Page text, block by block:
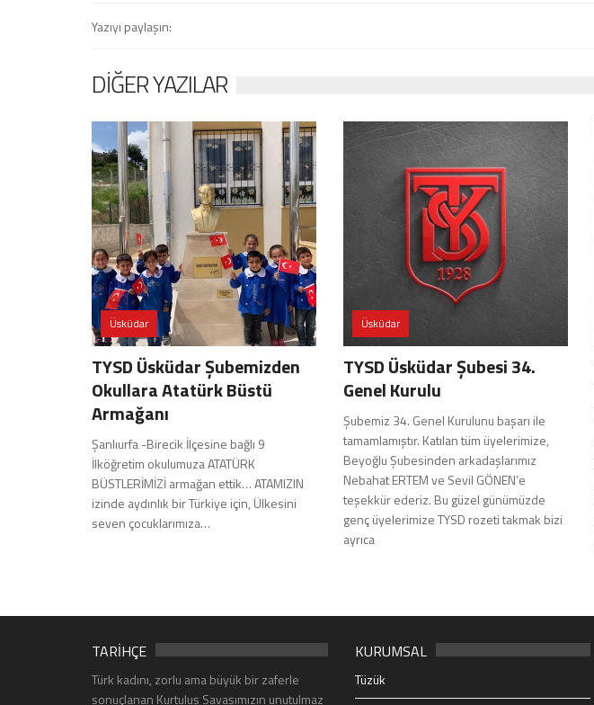
Yazıyı paylaşın:
DIĞER YAZILAR
Üsküdar
TYSD Üsküdar Şubemizden
Okullara Atatürk Büstü
Armağanı
Şanlıurfa -Birecik İlçesine bağlı 9
İlköğretim okulumuza ATATÜRK
BÜSTLERİMİZİ armağan ettik… ATAMIZIN
izinde aydınlık bir Türkiye için, Ülkesini
seven çocuklarımıza…
Üsküdar
TYSD Üsküdar Şubesi 34.
Genel Kurulu
Şubemiz 34. Genel Kurulunu başarı ile
tamamlamıştır. Katılan tüm üyelerimize,
Beyoğlu Şubesinden arkadaşlarımız
Nebahat ERTEM ve Sevil GÖNEN’e
teşekkür ederiz. Bu güzel günümüzde
genç üyelerimize TYSD rozeti takmak bizi
ayrıca
TARİHÇE
Türk kadını, zorlu ama büyük bir zaferle
sonuçlanan Kurtuluş Savaşımızın unutulmaz
KURUMSAL
Tüzük